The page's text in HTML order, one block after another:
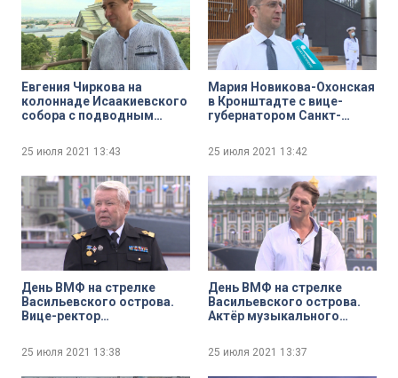
Евгения Чиркова на
колоннаде Исаакиевского
собора с подводным
заместителем
председателя правления
Общественной
организации «Память
Балтики» Олегом
Великосельским
25 июля 2021 13:43
Мария Новикова-Охонская
в Кронштадте с вице-
губернатором Санкт-
Пиотровским
25 июля 2021 13:42
День ВМФ на стрелке
Васильевского острова.
Вице-ректор
речного флота имени
25 июля 2021 13:38
День ВМФ на стрелке
Васильевского острова.
Актёр музыкального
25 июля 2021 13:37